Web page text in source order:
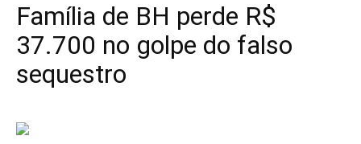
Família de BH perde R$
37.700 no golpe do falso
sequestro